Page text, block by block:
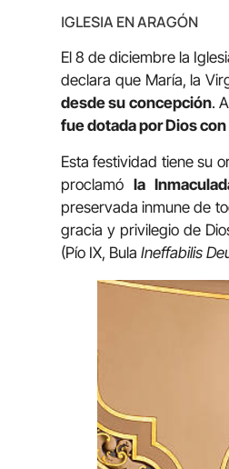
IGLESIA EN ARAGÓN
El 8 de diciembre la
declara que María, la
desde su concepción.
fue dotada por Dios
Esta festividad tiene su
proclamó la
preservada inmune de
gracia y privilegio de
(Pío IX, Bula Ineffabilis